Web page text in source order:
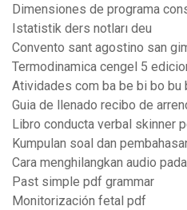
Dimensiones de programa
Istatistik ders notları deu
Convento sant agostino san
Termodinamica cengel 5
Atividades com ba be bi bo bu
Guia de llenado recibo de
Libro conducta verbal skinner
Kumpulan soal dan
Cara menghilangkan audio
Past simple pdf grammar
Monitorización fetal pdf